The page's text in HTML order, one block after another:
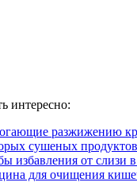
интересно:
разжижению
сушеных продуктов
избавления от слизи
для очищения